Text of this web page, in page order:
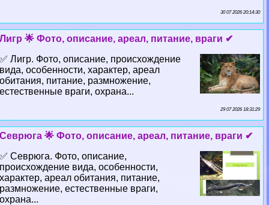
30 07 2026 20:14:30
Лигр 🌟 Фото, описание, ареал, питание, враги ✔
✅ Лигр. Фото, описание, происхождение
вида, особенности, хаpaктер, ареал
обитания, питание, размножение,
естественные враги, охрана...
29 07 2026 18:31:29
Севрюга 🌟 Фото, описание, ареал, питание, враги ✔
✅ Севрюга. Фото, описание,
происхождение вида, особенности,
хаpaктер, ареал обитания, питание,
размножение, естественные враги,
охрана...